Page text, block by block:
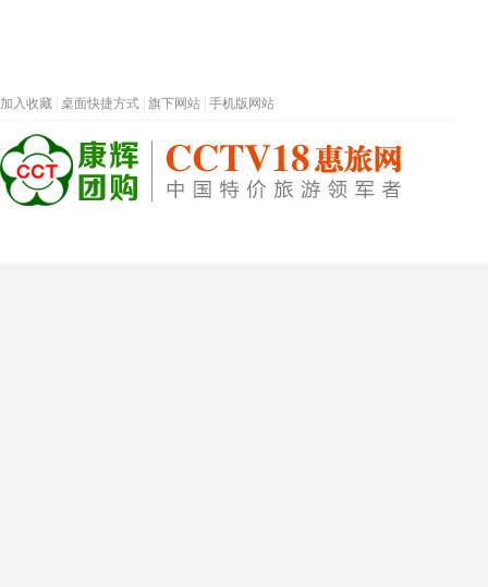
加入收藏 桌面快捷方式 旗下网站 手机版网站